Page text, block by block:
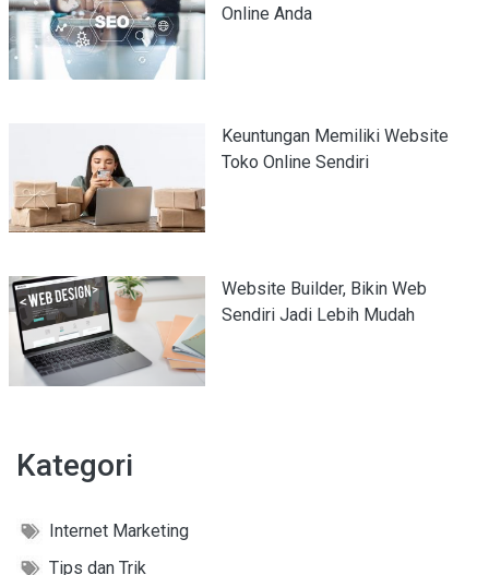
Online Anda
Keuntungan Memiliki Website
Toko Online Sendiri
Website Builder, Bikin Web
Sendiri Jadi Lebih Mudah
Kategori
Internet Marketing
Tips dan Trik